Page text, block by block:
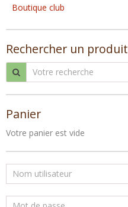
Boutique club
Rechercher un produit
Panier
Votre panier est vide